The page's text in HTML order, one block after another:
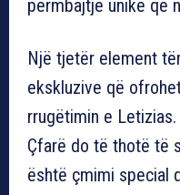
përmbajtje unike që
Një tjetër element
ekskluzive që
rrugëtimin e
Çfarë do të thotë të
është çmimi special